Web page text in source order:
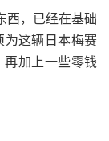
西，已经在基础
为这辆日本梅赛
加上一些零钱